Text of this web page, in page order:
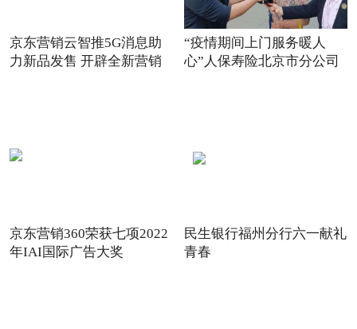
京东营销云智推5G消息助
力新品发售 开辟全新营销
“疫情期间上门服务暖人
心”人保寿险北京市分公司
京东营销360荣获七项2022
年IAI国际广告大奖
民生银行福州分行六一献礼
青春